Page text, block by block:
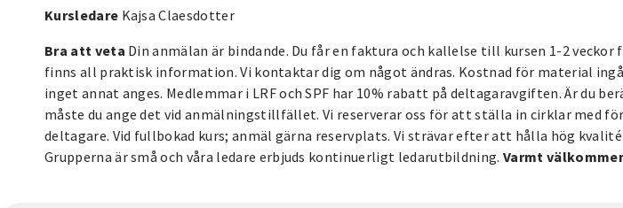
Kursledare Kajsa Claesdotter
Bra att veta Din anmälan är bindande. Du får en faktura och kallelse till kursen 1-2 veckor
finns all praktisk information. Vi kontaktar dig om något ändras. Kostnad för material
inget annat anges. Medlemmar i LRF och SPF har 10% rabatt på deltagaravgiften. Är du
måste du ange det vid anmälningstillfället. Vi reserverar oss för att ställa in cirklar med
deltagare. Vid fullbokad kurs; anmäl gärna reservplats. Vi strävar efter att hålla hög kvalité
Grupperna är små och våra ledare erbjuds kontinuerligt ledarutbildning.Varmt